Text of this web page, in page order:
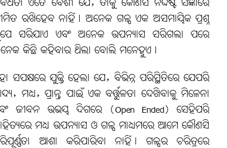
ରଖିହେବ ନାହିଁ। ଅନେକ ଗଳ୍ପ ଏକ ଅସମାୟିକ ପ୍ରଶ୍ନ
ସରିଯାଏ ଏବଂ ଅନେକ ଉପନ୍ୟାସ ସରିଗଲା ପରେ
କିଛି କହିବାର ଥିଲା ବୋଲି ମନେହୁଏ।
ସପକ୍ଷରେ ଯୁକ୍ତି ହେଲା ଯେ, ବିଭିନ୍ନ ପରିସ୍ଥିତିରେ ଯେପରି
ମଧ୍ୟ, ପ୍ରାନ୍ତ ପାଇଁ ଏକ ବର୍ତ୍ତୁଳତା ଦେଖିବାକୁ ମିଳେନା
ଜୀବନ ଉଭୟ ଦିଗରେ (Open Ended) ସେହିପରି
ମଧ୍ୟ ଉପନ୍ୟାସ ଓ ଗଳ୍ପ ମାଧ୍ୟମରେ ଆମେ କୌଣସି
ଆଶା କରିପାରିବା ନାହିଁ। ଗଳ୍ପର ଚରିତ୍ରରେ